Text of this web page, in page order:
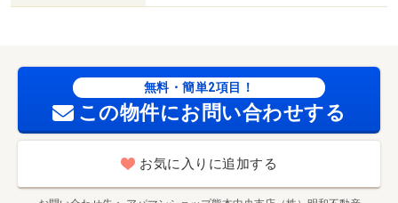
無料・簡単2項目！
この物件にお問い合わせする
お気に入りに追加する